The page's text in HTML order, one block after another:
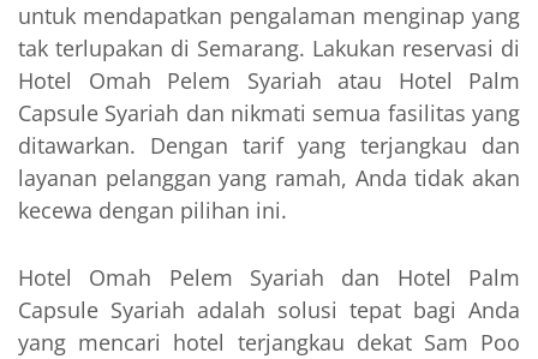
untuk mendapatkan pengalaman menginap yang
tak terlupakan di Semarang. Lakukan reservasi di
Hotel Omah Pelem Syariah atau Hotel Palm
Capsule Syariah dan nikmati semua fasilitas yang
ditawarkan. Dengan tarif yang terjangkau dan
layanan pelanggan yang ramah, Anda tidak akan
kecewa dengan pilihan ini.
Hotel Omah Pelem Syariah dan Hotel Palm
Capsule Syariah adalah solusi tepat bagi Anda
yang mencari hotel terjangkau dekat Sam Poo